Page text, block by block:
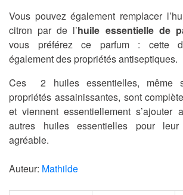
Vous pouvez également remplacer
citron par de l’huile essentielle de
vous préférez ce parfum : cette
également des propriétés antiseptiques.
Ces 2 huiles essentielles, même
propriétés assainissantes, sont
et viennent essentiellement s’ajouter
autres huiles essentielles pour
agréable.
Auteur: Mathilde